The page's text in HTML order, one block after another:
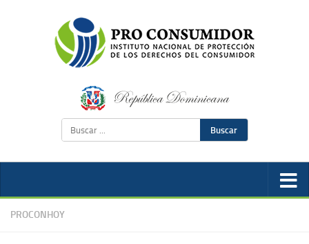
Buscar
PROCONHOY